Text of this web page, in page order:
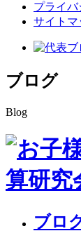
プライ
サイトマ
ブログ
Blog
ブロ